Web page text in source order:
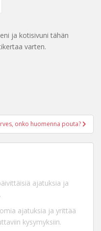
ja kotisivuni tähän
varten.
onko huomenna pouta?
ajatuksia ja
ajatuksia ja yrittää
kysymyksiin.